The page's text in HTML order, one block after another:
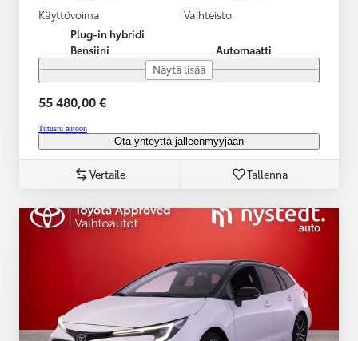
Käyttövoima
Plug-in hybridi
Bensiini
Vaihteisto
Automaatti
Näytä lisää
55 480,00 €
Tutustu autoon
Ota yhteyttä jälleenmyyjään
Vertaile Tallenna